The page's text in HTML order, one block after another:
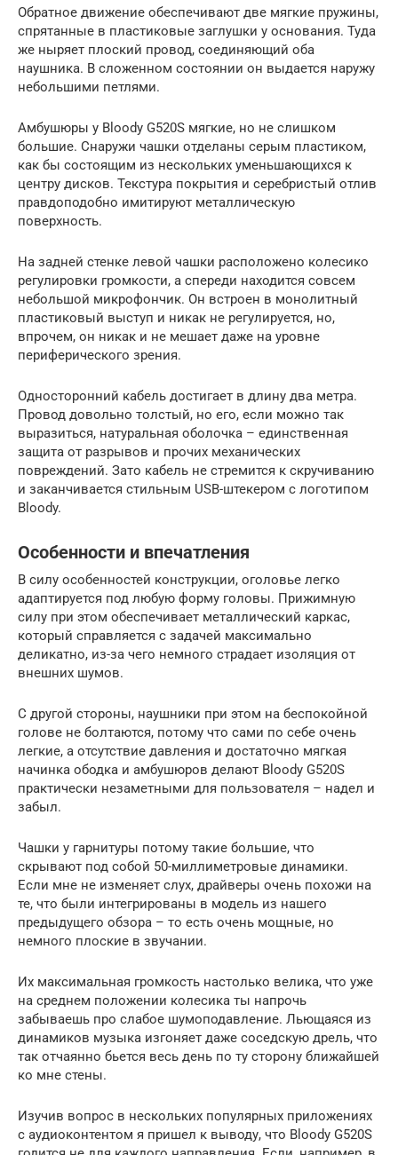
Обратное движение обеспечивают две мягкие пружины,
спрятанные в пластиковые заглушки у основания. Туда
же ныряет плоский провод, соединяющий оба
наушника. В сложенном состоянии он выдается наружу
небольшими петлями.
Амбушюры у Bloody G520S мягкие, но не слишком
большие. Снаружи чашки отделаны серым пластиком,
как бы состоящим из нескольких уменьшающихся к
центру дисков. Текстура покрытия и серебристый отлив
правдоподобно имитируют металлическую
поверхность.
На задней стенке левой чашки расположено колесико
регулировки громкости, а спереди находится совсем
небольшой микрофончик. Он встроен в монолитный
пластиковый выступ и никак не регулируется, но,
впрочем, он никак и не мешает даже на уровне
периферического зрения.
Односторонний кабель достигает в длину два метра.
Провод довольно толстый, но его, если можно так
выразиться, натуральная оболочка – единственная
защита от разрывов и прочих механических
повреждений. Зато кабель не стремится к скручиванию
и заканчивается стильным USB-штекером с логотипом
Bloody.
Особенности и впечатления
В силу особенностей конструкции, оголовье легко
адаптируется под любую форму головы. Прижимную
силу при этом обеспечивает металлический каркас,
который справляется с задачей максимально
деликатно, из-за чего немного страдает изоляция от
внешних шумов.
С другой стороны, наушники при этом на беспокойной
голове не болтаются, потому что сами по себе очень
легкие, а отсутствие давления и достаточно мягкая
начинка ободка и амбушюров делают Bloody G520S
практически незаметными для пользователя – надел и
забыл.
Чашки у гарнитуры потому такие большие, что
скрывают под собой 50-миллиметровые динамики.
Если мне не изменяет слух, драйверы очень похожи на
те, что были интегрированы в модель из нашего
предыдущего обзора – то есть очень мощные, но
немного плоские в звучании.
Их максимальная громкость настолько велика, что уже
на среднем положении колесика ты напрочь
забываешь про слабое шумоподавление. Льющаяся из
динамиков музыка изгоняет даже соседскую дрель, что
так отчаянно бьется весь день по ту сторону ближайшей
ко мне стены.
Изучив вопрос в нескольких популярных приложениях
с аудиоконтентом я пришел к выводу, что Bloody G520S